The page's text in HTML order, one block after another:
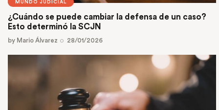
MUNDO JUDICIAL
¿Cuándo se puede cambiar la defensa de un caso?
Esto determinó la SCJN
by Mario Álvarez 28/01/2026